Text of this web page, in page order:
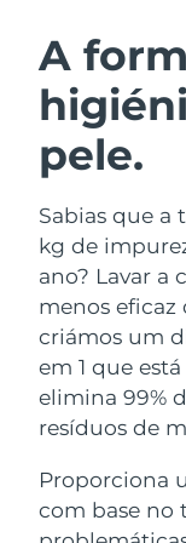
A
pele.
Sabias que a
kg de
ano? Lavar a
menos eficaz
criámos um
em 1 que
elimina 99%
resíduos de
Proporciona
com base no
Limpeza facial
Hidratação
FAQ™
Áustria
Barein
Bélgica
Bermudas
Bósnia e
Herzegovina
Brunei
Bulgária
Chile